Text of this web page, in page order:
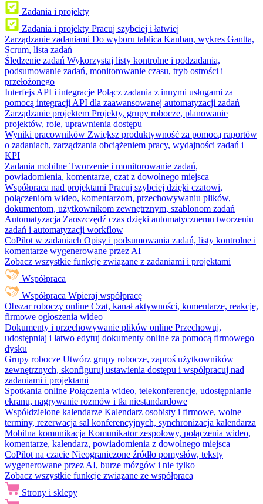
Zadania i projekty
Zadania i projekty Pracuj szybciej i łatwiej
Zarządzanie zadaniami Do wyboru tablica Kanban, wykres Gantta,
Scrum, lista zadań
Śledzenie zadań Wykorzystaj listy kontrolne i podzadania,
podsumowanie zadań, monitorowanie czasu, tryb ostrości i
przełożonego
Interfejs API i integracje Połącz zadania z innymi usługami za
pomocą integracji API dla zaawansowanej automatyzacji zadań
Zarządzanie projektem Projekty, grupy robocze, planowanie
projektów, role, uprawnienia dostępu
Wyniki pracowników Zwiększ produktywność za pomocą raportów
o zadaniach, zarządzania obciążeniem pracy, wydajności zadań i
KPI
Zadania mobilne Tworzenie i monitorowanie zadań,
powiadomienia, komentarze, czat z dowolnego miejsca
Współpraca nad projektami Pracuj szybciej dzięki czatowi,
połączeniom wideo, komentarzom, przechowywaniu plików,
dokumentom, użytkownikom zewnętrznym, szablonom zadań
Automatyzacja Zaoszczędź czas dzięki automatycznemu tworzeniu
zadań i automatyzacji workflow
CoPilot w zadaniach Opisy i podsumowania zadań, listy kontrolne i
komentarze wygenerowane przez AI
Zobacz wszystkie funkcje związane z zadaniami i projektami
Współpraca
Współpraca Wpieraj współpracę
Obszar roboczy online Czat, kanał aktywności, komentarze, reakcje,
firmowe ogłoszenia wideo
Dokumenty i przechowywanie plików online Przechowuj,
udostępniaj i łatwo edytuj dokumenty online za pomocą firmowego
dysku
Grupy robocze Utwórz grupy robocze, zaproś użytkowników
zewnętrznych, skonfiguruj ustawienia dostępu i współpracuj nad
zadaniami i projektami
Spotkania online Połączenia wideo, telekonferencje, udostępnianie
ekranu, nagrywanie rozmów i tła niestandardowe
Współdzielone kalendarze Kalendarz osobisty i firmowe, wolne
terminy, rezerwacja sal konferencyjnych, synchronizacja kalendarza
Mobilna komunikacja Komunikator zespołowy, połączenia wideo,
komentarze, kalendarz, powiadomienia z dowolnego miejsca
CoPilot na czacie Nieograniczone źródło pomysłów, teksty
wygenerowane przez AI, burze mózgów i nie tylko
Zobacz wszystkie funkcje związane ze współpracą
Strony i sklepy